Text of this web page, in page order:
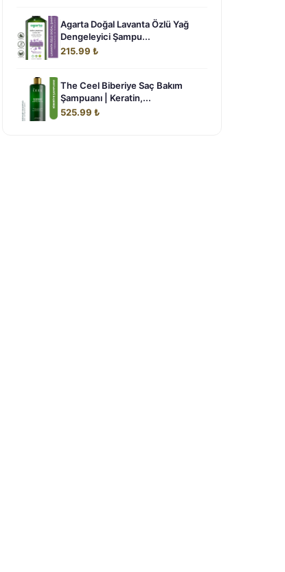
Agarta Doğal Lavanta Özlü Yağ
Dengeleyici Şampu...
215.99 ₺
The Ceel Biberiye Saç Bakım
Şampuanı | Keratin,...
525.99 ₺